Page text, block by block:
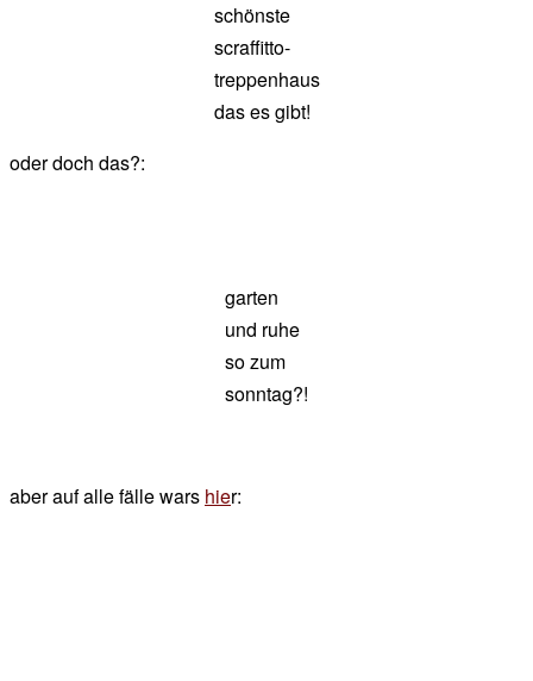
schönste
scraffitto-
treppenhaus
das es gibt!
oder doch das?:
garten
und ruhe
so zum
sonntag?!
aber auf alle fälle wars hier: